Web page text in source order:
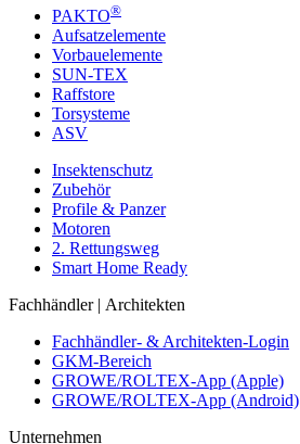
PAKTO®
Aufsatzelemente
Vorbauelemente
SUN-TEX
Raffstore
Torsysteme
ASV
Insektenschutz
Zubehör
Profile & Panzer
Motoren
2. Rettungsweg
Smart Home Ready
Fachhändler | Architekten
Fachhändler- & Architekten-Login
GKM-Bereich
GROWE/ROLTEX-App (Apple)
GROWE/ROLTEX-App (Android)
Unternehmen